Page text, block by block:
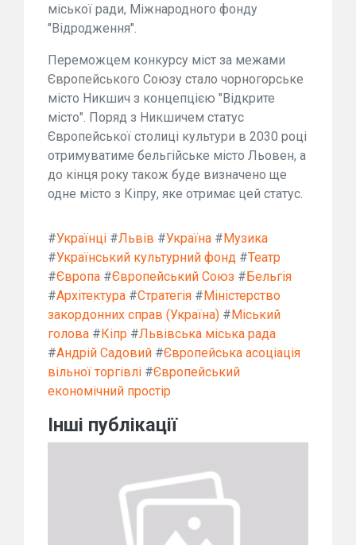
міської ради, Міжнародного фонду
"Відродження".
Переможцем конкурсу міст за межами
Європейського Союзу стало чорногорське
місто Никшич з концепцією "Відкрите
місто". Поряд з Никшичем статус
Європейської столиці культури в 2030 році
отримуватиме бельгійське місто Льовен, а
до кінця року також буде визначено ще
одне місто з Кіпру, яке отримає цей статус.
#Українці #Львів #Україна #Музика
#Український культурний фонд #Театр
#Європа #Європейський Союз #Бельгія
#Архітектура #Стратегія #Міністерство
закордонних справ (Україна) #Міський
голова #Кіпр #Львівська міська рада
#Андрій Садовий #Європейська асоціація
вільної торгівлі #Європейський
економічний простір
Інші публікації